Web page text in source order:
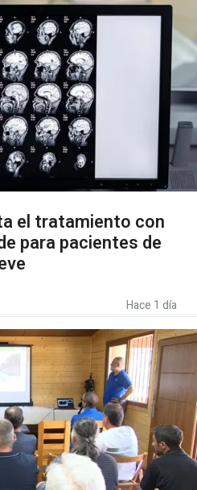
el tratamiento con
para pacientes de
Hace 1 día